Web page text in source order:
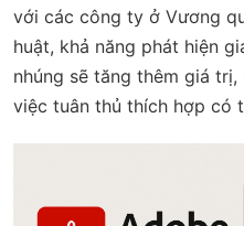
với các công ty ở Vương
huật, khả năng phát hiện
nhúng sẽ tăng thêm giá
việc tuân thủ thích hợp có